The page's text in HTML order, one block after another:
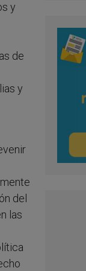
y
de
y
del
las